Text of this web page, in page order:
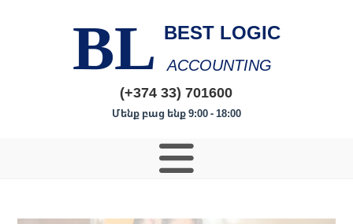
BL BEST LOGIC
ACCOUNTING
(+374 33) 701600
Մենք բաց ենք 9:00 - 18:00